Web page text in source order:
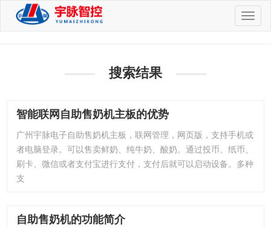
切
换
搜索结果
智能联网自助售奶机主板的优势
广州宇脉电子自助售奶机主板，联网管理，网页版，支持手机或
者电脑登录。可以售卖鲜奶、纯牛奶、酸奶。通过投币、纸币、
刷卡、微信或者支付宝进行支付，支付后就可以启动设备。多种
支
自助售奶机的功能简介